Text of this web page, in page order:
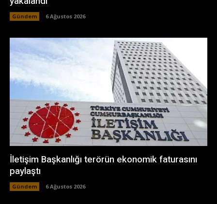
Gündem 6 Ağustos 2026
İletişim Başkanlığı terörün ekonomik faturasını
paylaştı
Gündem 6 Ağustos 2026